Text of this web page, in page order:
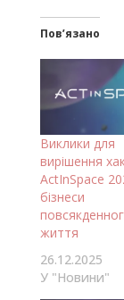
Пов’язано
Виклики для
вирішення
ActInSpace
бізнеси
життя
26.12.2025
У "Новини"